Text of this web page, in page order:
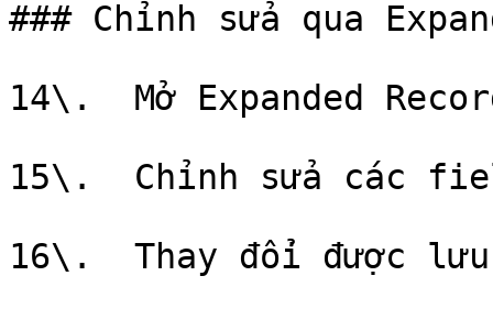
### Chỉnh sửa qua
14\.  Mở Expanded
15\.  Chỉnh sửa các
16\.  Thay đổi được